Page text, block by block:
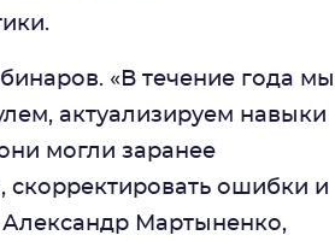
«В течение года мы
актуализируем навыки
могли заранее
скорректировать ошибки и
Александр Мартыненко,